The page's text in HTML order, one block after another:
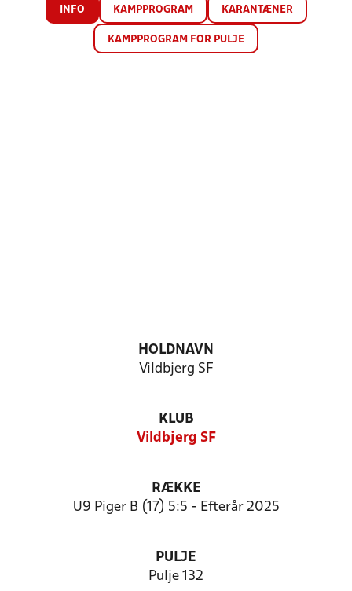
INFO KAMPPROGRAM KARANTÆNER
KAMPPROGRAM FOR PULJE
HOLDNAVN
Vildbjerg SF
KLUB
Vildbjerg SF
RÆKKE
U9 Piger B (17) 5:5 - Efterår 2025
PULJE
Pulje 132